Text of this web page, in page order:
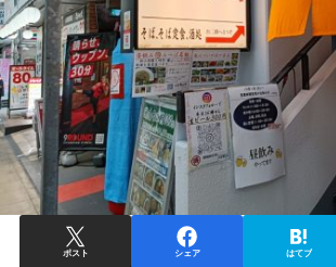
ポスト シェア はてブ